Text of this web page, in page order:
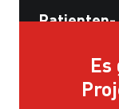
Patienten-
Bauzeit:
2023 - 2025